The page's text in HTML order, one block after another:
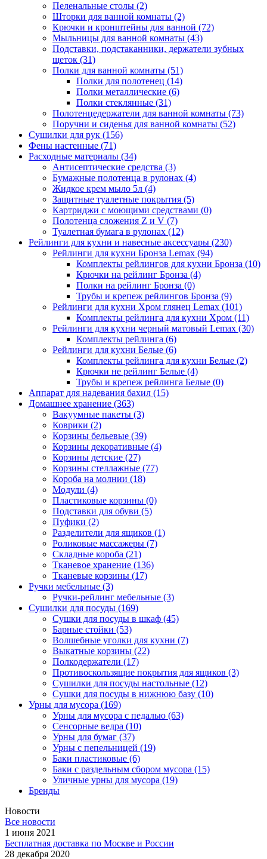
Пеленальные столы (2)
Шторки для ванной комнаты (2)
Крючки и кронштейны для ванной (72)
Мыльницы для ванной комнаты (43)
Подставки, подстаканники, держатели зубных
щеток (31)
Полки для ванной комнаты (51)
Полки для полотенец (14)
Полки металлические (6)
Полки стеклянные (31)
Полотенцедержатели для ванной комнаты (73)
Поручни и сиденья для ванной комнаты (52)
Сушилки для рук (156)
Фены настенные (71)
Расходные материалы (34)
Антисептические средства (3)
Бумажные полотенца в рулонах (4)
Жидкое крем мыло 5л (4)
Защитные туалетные покрытия (5)
Картриджи с моющими средствами (0)
Полотенца сложения Z и V (7)
Туалетная бумага в рулонах (12)
Рейлинги для кухни и навесные аксессуары (230)
Рейлинги для кухни Бронза Lemax (94)
Комплекты рейлингов для кухни Бронза (10)
Крючки на рейлинг Бронза (4)
Полки на рейлинг Бронза (0)
Трубы и крепеж рейлингов Бронза (9)
Рейлинги для кухни Хром глянец Lemax (101)
Комплекты рейлинга для кухни Хром (11)
Рейлинги для кухни черный матовый Lemax (30)
Комплекты рейлинга (6)
Рейлинги для кухни Белые (6)
Комплекты рейлинга для кухни Белые (2)
Крючки не рейлинг Белые (4)
Трубы и крепеж рейлинга Белые (0)
Аппарат для надевания бахил (15)
Домашнее хранение (363)
Вакуумные пакеты (3)
Коврики (2)
Корзины бельевые (39)
Корзины декоративные (4)
Корзины детские (27)
Корзины стеллажные (77)
Короба на молнии (18)
Модули (4)
Пластиковые корзины (0)
Подставки для обуви (5)
Пуфики (2)
Разделители для ящиков (1)
Роликовые массажеры (7)
Складные короба (21)
Тканевое хранение (136)
Тканевые корзины (17)
Ручки мебельные (3)
Ручки-рейлинг мебельные (3)
Сушилки для посуды (169)
Сушки для посуды в шкаф (45)
Барные стойки (53)
Волшебные уголки для кухни (7)
Выкатные корзины (22)
Полкодержатели (17)
Противоскользящие покрытия для ящиков (3)
Сушилки для посуды настольные (12)
Сушки для посуды в нижнюю базу (10)
Урны для мусора (169)
Урны для мусора с педалью (63)
Сенсорные ведра (10)
Урны для бумаг (37)
Урны с пепельницей (19)
Баки пластиковые (6)
Баки с раздельным сбором мусора (15)
Уличные урны для мусора (19)
Бренды
Новости
Все новости
1 июня 2021
Бесплатная доставка по Москве и России
28 декабря 2020